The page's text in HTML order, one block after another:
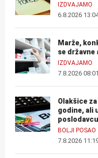
IZDVAJAMO
6.8.2026
Marže,
se državne
IZDVAJAMO
7.8.2026 08:01
Olakšice
godine, ali
poslodavcu
BOLJI POSAO
7.8.2026